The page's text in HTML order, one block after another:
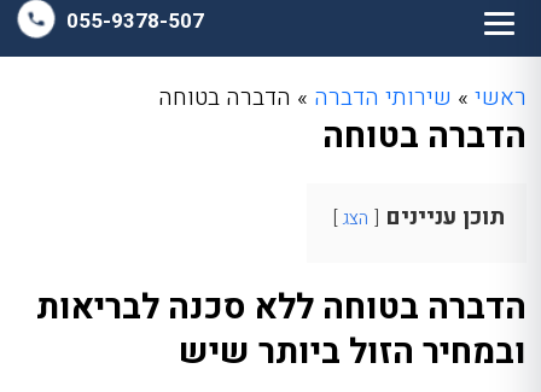
055-9378-507
ראשי » שירותי הדברה » הדברה בטוחה
הדברה בטוחה
תוכן עניינים הצג
הדברה בטוחה ללא סכנה לבריאות
ובמחיר הזול ביותר שיש